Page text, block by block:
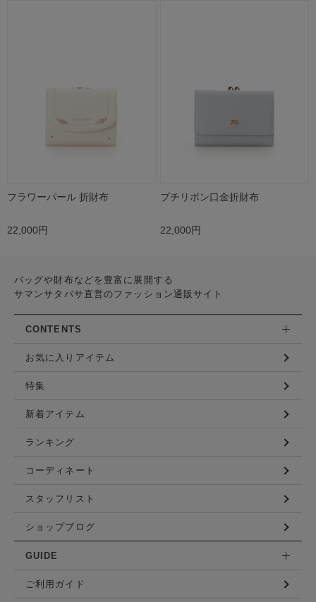
フラワーパール 折財布
22,000円
プチリボン口金折財布
22,000円
バッグや財布などを豊富に展開する
サマンサタバサ直営のファッション通販サイト
CONTENTS
お気に入りアイテム
特集
新着アイテム
ランキング
コーディネート
スタッフリスト
ショップブログ
GUIDE
ご利用ガイド